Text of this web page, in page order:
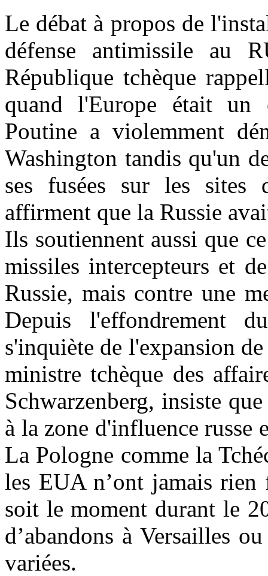
Le débat à propos de
défense antimissile au
République tchèque
quand l'Europe était un
Poutine a violemment
Washington tandis qu'un
ses fusées sur les sites
affirment que la Russie
Ils soutiennent aussi que
missiles intercepteurs et
Russie, mais contre une
Depuis l'effondrement
s'inquiète de l'expansion
ministre tchèque des
Schwarzenberg, insiste
à la zone d'influence russe
La Pologne comme la
les EUA n’ont jamais
soit le moment durant le
d’abandons à Versailles
variées.